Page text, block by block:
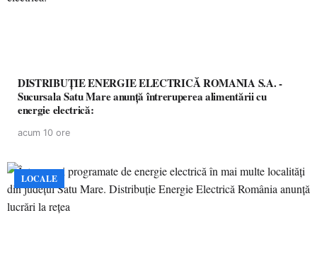
DISTRIBUȚIE ENERGIE ELECTRICĂ ROMANIA S.A. -
Sucursala Satu Mare anunţă întreruperea alimentării cu
energie electrică:
acum 10 ore
LOCALE